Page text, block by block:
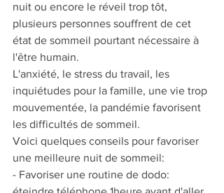
nuit ou encore le réveil trop tôt,
plusieurs personnes souffrent de cet
état de sommeil pourtant nécessaire à
l'être humain.
L'anxiété, le stress du travail, les
inquiétudes pour la famille, une vie trop
mouvementée, la pandémie favorisent
les difficultés de sommeil.
Voici quelques conseils pour favoriser
une meilleure nuit de sommeil:
- Favoriser une routine de dodo: